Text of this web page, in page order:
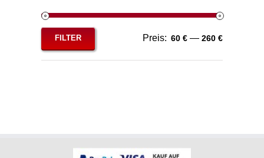
Min.
Preis
Max.
Preis
FILTER Preis: 60 € — 260 €